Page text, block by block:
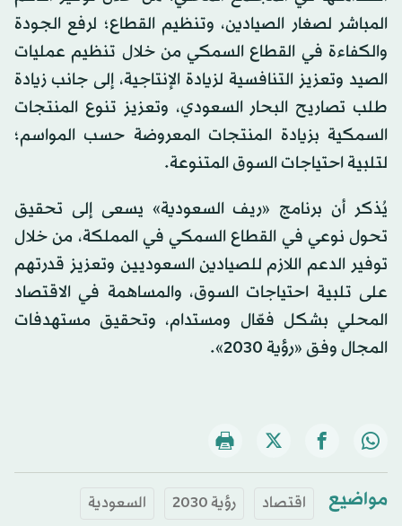
المباشر لصغار الصيادين، وتنظيم القطاع؛ لرفع الجودة
والكفاءة في القطاع السمكي من خلال تنظيم عمليات
الصيد وتعزيز التنافسية لزيادة الإنتاجية، إلى جانب زيادة
طلب تصاريح البحار السعودي، وتعزيز تنوع المنتجات
السمكية بزيادة المنتجات المعروضة حسب المواسم؛
لتلبية احتياجات السوق المتنوعة.
يُذكر أن برنامج «ريف السعودية» يسعى إلى تحقيق
تحول نوعي في القطاع السمكي في المملكة، من خلال
توفير الدعم اللازم للصيادين السعوديين وتعزيز قدرتهم
على تلبية احتياجات السوق، والمساهمة في الاقتصاد
المحلي بشكل فعّال ومستدام، وتحقيق مستهدفات
المجال وفق «رؤية 2030».
مواضيع اقتصاد رؤية 2030 السعودية